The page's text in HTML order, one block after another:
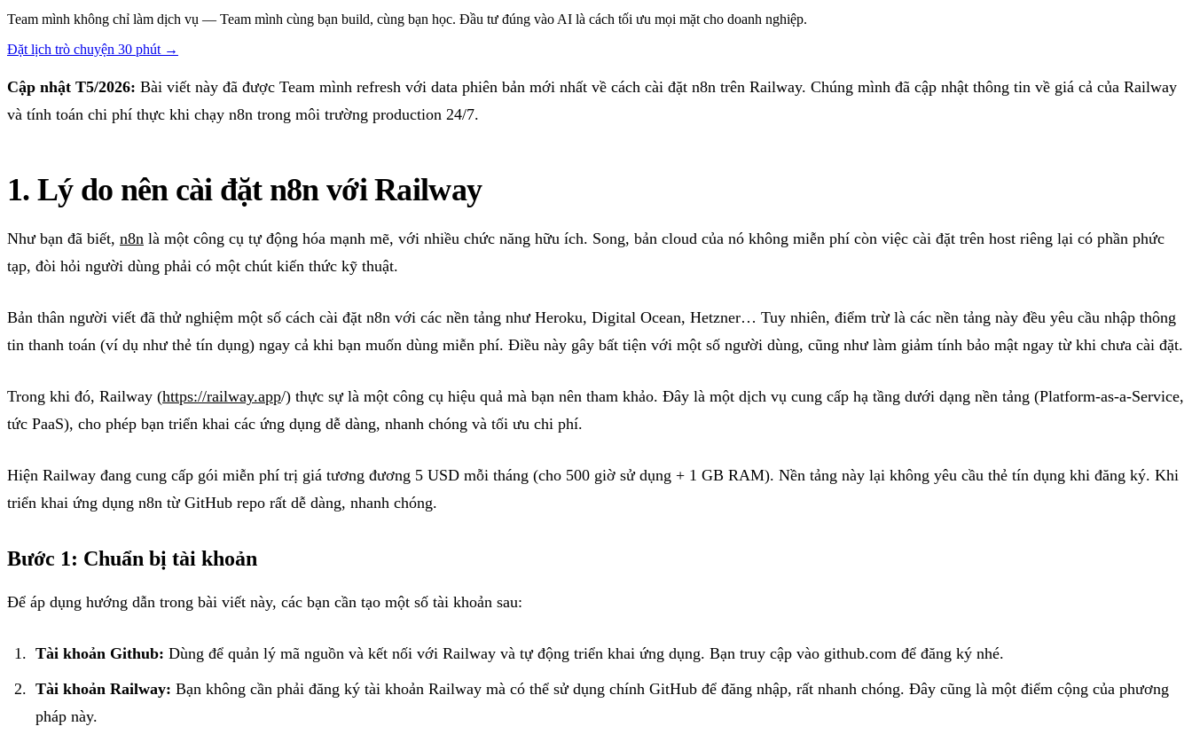
Team mình không chỉ làm dịch vụ — Team mình cùng bạn build, cùng bạn học. Đầu tư đúng vào AI là cách tối ưu mọi mặt cho doanh nghiệp.
Đặt lịch trò chuyện 30 phút →
Cập nhật T5/2026: Bài viết này đã được Team mình refresh với data phiên bản mới nhất về cách cài đặt n8n trên Railway. Chúng mình đã cập nhật thông tin về giá cả của Railway
và tính toán chi phí thực khi chạy n8n trong môi trường production 24/7.
1. Lý do nên cài đặt n8n với Railway
Như bạn đã biết, n8n là một công cụ tự động hóa mạnh mẽ, với nhiều chức năng hữu ích. Song, bản cloud của nó không miễn phí còn việc cài đặt trên host riêng lại có phần phức
tạp, đòi hỏi người dùng phải có một chút kiến thức kỹ thuật.
Bản thân người viết đã thử nghiệm một số cách cài đặt n8n với các nền tảng như Heroku, Digital Ocean, Hetzner… Tuy nhiên, điểm trừ là các nền tảng này đều yêu cầu nhập thông
tin thanh toán (ví dụ như thẻ tín dụng) ngay cả khi bạn muốn dùng miễn phí. Điều này gây bất tiện với một số người dùng, cũng như làm giảm tính bảo mật ngay từ khi chưa cài đặt.
Trong khi đó, Railway (https://railway.app/) thực sự là một công cụ hiệu quả mà bạn nên tham khảo. Đây là một dịch vụ cung cấp hạ tầng dưới dạng nền tảng (Platform-as-a-Service,
tức PaaS), cho phép bạn triển khai các ứng dụng dễ dàng, nhanh chóng và tối ưu chi phí.
Hiện Railway đang cung cấp gói miễn phí trị giá tương đương 5 USD mỗi tháng (cho 500 giờ sử dụng + 1 GB RAM). Nền tảng này lại không yêu cầu thẻ tín dụng khi đăng ký. Khi
triển khai ứng dụng n8n từ GitHub repo rất dễ dàng, nhanh chóng.
Bước 1: Chuẩn bị tài khoản
Để áp dụng hướng dẫn trong bài viết này, các bạn cần tạo một số tài khoản sau:
Tài khoản Github: Dùng để quản lý mã nguồn và kết nối với Railway và tự động triển khai ứng dụng. Bạn truy cập vào github.com để đăng ký nhé.
Tài khoản Railway: Bạn không cần phải đăng ký tài khoản Railway mà có thể sử dụng chính GitHub để đăng nhập, rất nhanh chóng. Đây cũng là một điểm cộng của phương
pháp này.